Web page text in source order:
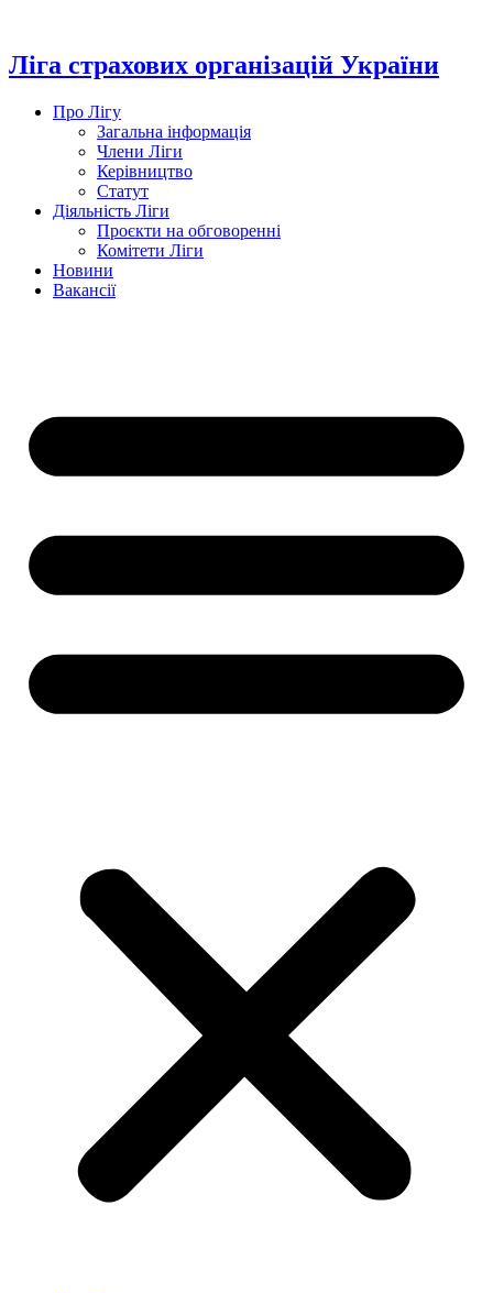
вмісту
Ліга страхових організацій України
Про Лігу
Загальна інформація
Члени Ліги
Керівництво
Статут
Діяльність Ліги
Проєкти на обговоренні
Комітети Ліги
Новини
Вакансії